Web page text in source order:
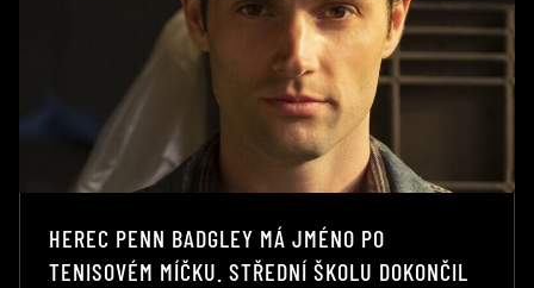
HEREC PENN BADGLEY MÁ JMÉNO PO
TENISOVÉM MÍČKU. STŘEDNÍ ŠKOLU DOKONČIL